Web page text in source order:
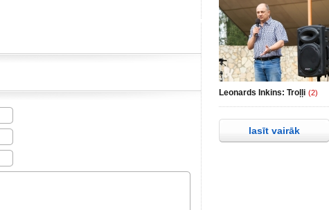
Leonards Inkins: Troļļi (2)
lasīt vairāk